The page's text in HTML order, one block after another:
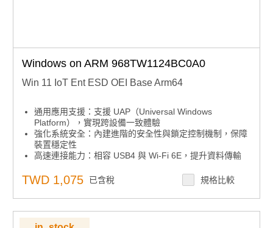
Windows on ARM 968TW1124BC0A0
Win 11 IoT Ent ESD OEI Base Arm64
通用應用支援：支援 UAP（Universal Windows
Platform），實現跨設備一致體驗
強化系統安全：內建進階的安全性與鎖定控制機制，保障
裝置穩定性
高速連接能力：相容 USB4 與 Wi-Fi 6E，提升資料傳輸
跨平台整合：支援 WSLg（Windows Subsystem for
Linux GUI），可執行原生 Linux 圖形介面應用
TWD 1,075 已含稅 規格比較